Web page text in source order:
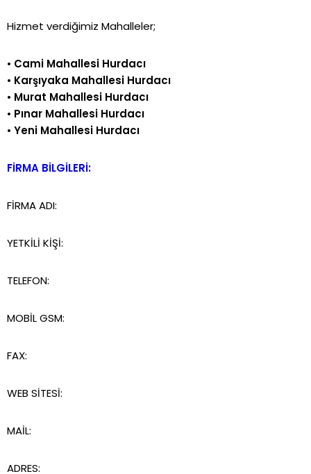
Hizmet verdiğimiz Mahalleler;
• Cami Mahallesi Hurdacı
• Karşıyaka Mahallesi Hurdacı
• Murat Mahallesi Hurdacı
• Pınar Mahallesi Hurdacı
• Yeni Mahallesi Hurdacı
FİRMA BİLGİLERİ:
FİRMA ADI:
YETKİLİ KİŞİ:
TELEFON:
MOBİL GSM:
FAX:
WEB SİTESİ:
MAİL:
ADRES: